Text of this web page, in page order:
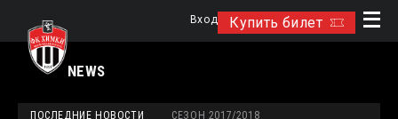
Купить билет
Вход
NEWS
ПОСЛЕДНИЕ НОВОСТИ СЕЗОН 2017/2018